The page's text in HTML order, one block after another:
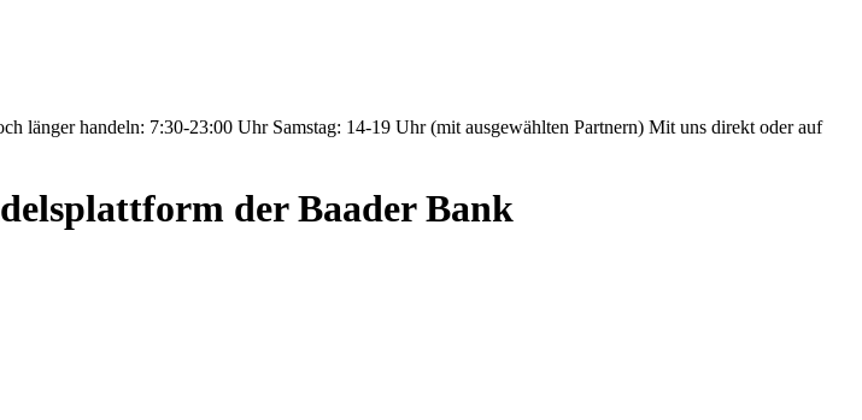
länger handeln: 7:30-23:00 Uhr Samstag: 14-19 Uhr (mit ausgewählten Partnern) Mit uns direkt oder auf
der Baader Bank